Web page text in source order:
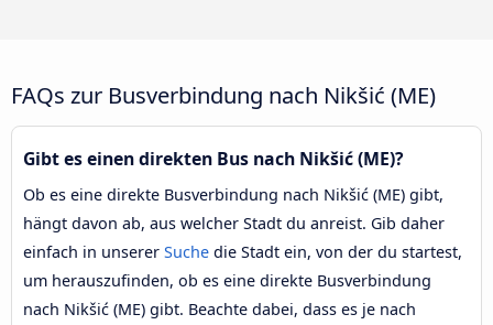
FAQs zur Busverbindung nach Nikšić (ME)
Gibt es einen direkten Bus nach Nikšić (ME)?
Ob es eine direkte Busverbindung nach Nikšić (ME) gibt,
hängt davon ab, aus welcher Stadt du anreist. Gib daher
einfach in unserer Suche die Stadt ein, von der du startest,
um herauszufinden, ob es eine direkte Busverbindung
nach Nikšić (ME) gibt. Beachte dabei, dass es je nach